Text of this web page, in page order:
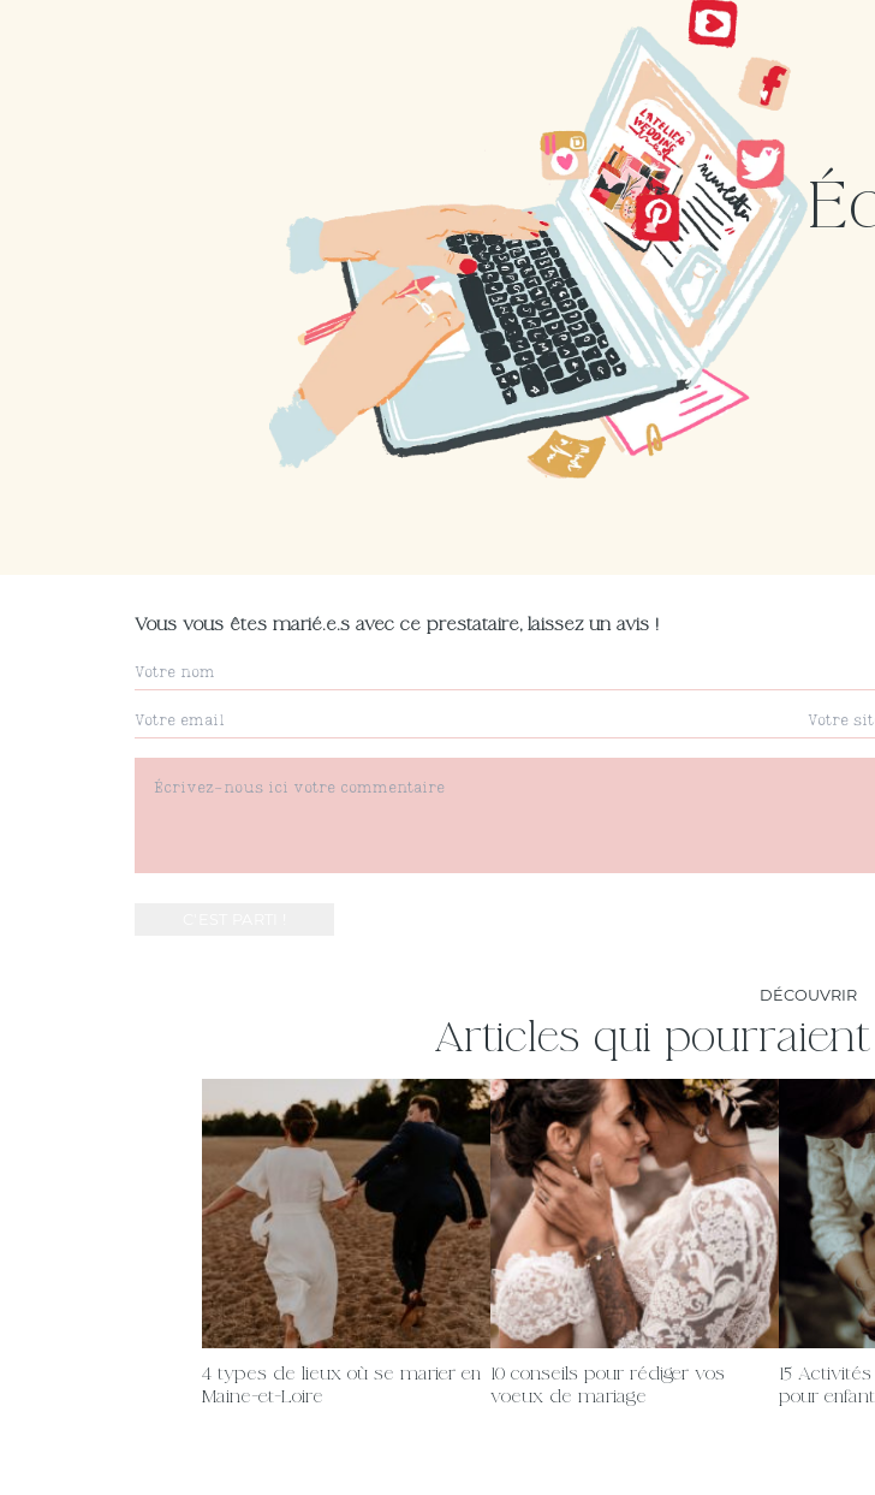
Vous vous êtes marié.e.s avec ce prestataire, laissez un avis !
DÉCOUVRIR
Articles qui
4 types de lieux où se marier en
Maine-et-Loire
10 conseils pour rédiger vos
voeux de mariage
15
pour